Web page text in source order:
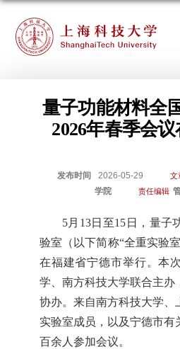
量子功能材料全
2026年春季会
发布时间 2026-05-29 文
学院
责任编辑
5月13日至15日，量子
验室（以下简称“全重实验
在福建省宁德市举行。本
学、南方科技大学联合主办
协办。来自南方科技大学、
实验室成员，以及宁德市有
百余人参加会议。